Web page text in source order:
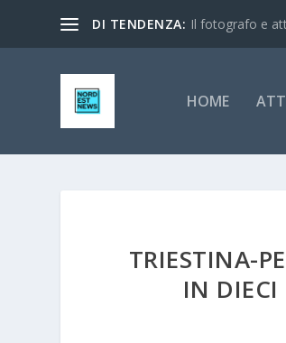
DI TENDENZA: Il fotografo e
HOME
TRIESTINA-
IN